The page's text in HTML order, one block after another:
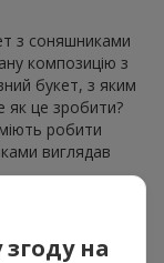
з соняшниками
композицію з
букет, з яким
як це зробити?
робити
виглядав
на